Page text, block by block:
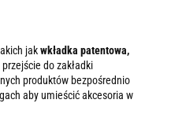
jakwkładka patentowa,
do zakładki
produktów bezpośrednio
aby umieścić akcesoria w